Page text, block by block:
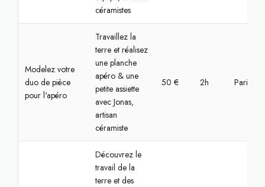
céramistes
Modelez votre
duo de pièce
pour l'apéro
Travaillez la
terre et réalisez
une planche
apéro & une
petite assiette
avec Jonas,
artisan
céramiste
50 € 2h Paris,
Découvrez le
travail de la
terre et des